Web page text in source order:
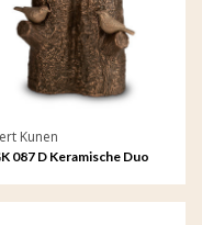
Kunen
087 D Keramische Duo